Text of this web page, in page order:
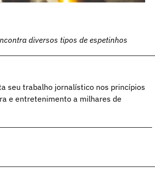
diversos tipos de espetinhos
seu trabalho jornalístico nos princípios
e entretenimento a milhares de